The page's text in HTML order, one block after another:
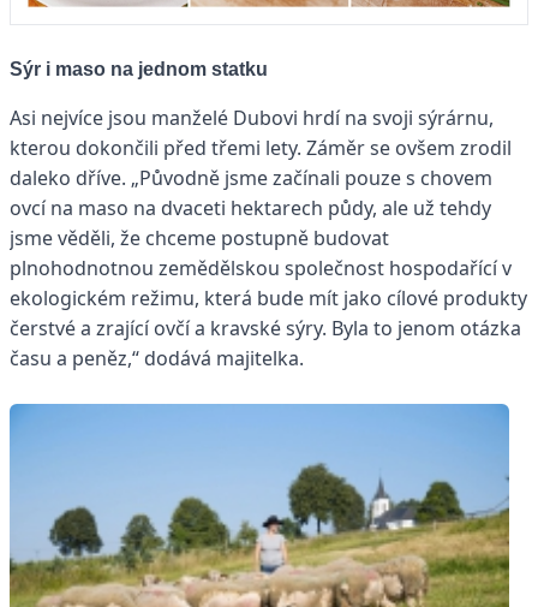
Sýr i maso na jednom statku
Asi nejvíce jsou manželé Dubovi hrdí na svoji sýrárnu,
kterou dokončili před třemi lety. Záměr se ovšem zrodil
daleko dříve. „Původně jsme začínali pouze s chovem
ovcí na maso na dvaceti hektarech půdy, ale už tehdy
jsme věděli, že chceme postupně budovat
plnohodnotnou zemědělskou společnost hospodařící v
ekologickém režimu, která bude mít jako cílové produkty
čerstvé a zrající ovčí a kravské sýry. Byla to jenom otázka
času a peněz,“ dodává majitelka.